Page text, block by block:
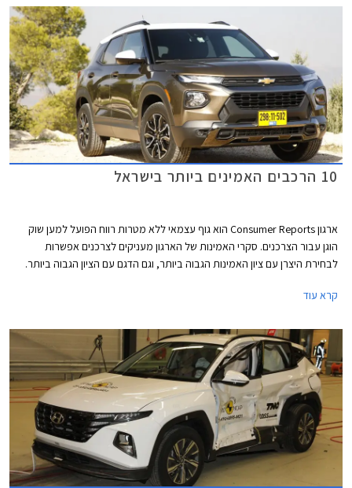
ייערך בכל אולמות התצוגה של יונדאי ברחבי הארץ.
10 הרכבים האמינים ביותר בישראל
ארגון Consumer Reports הוא גוף עצמאי ללא מטרות רווח הפועל למען שוק
הוגן עבור הצרכנים. סקרי האמינות של הארגון מעניקים לצרכנים אפשרות
לבחירת היצרן עם ציון האמינות הגבוה ביותר, וגם הדגם עם הציון הגבוה ביותר.
עבורכם את הדגמים שקיבלו את הציון הגבוה ביותר ונמכרים גם בישראל.
קרא עוד